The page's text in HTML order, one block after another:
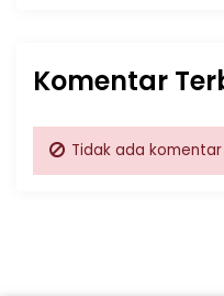
Komentar
Tidak ada